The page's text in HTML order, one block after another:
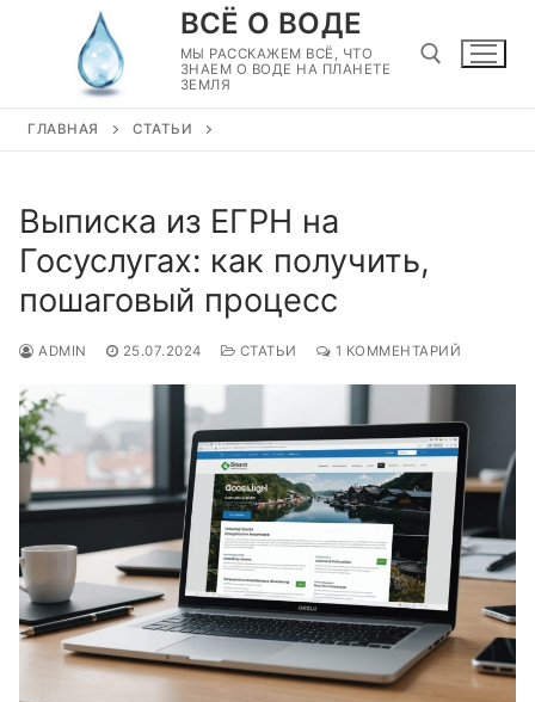
содержимому
ВСЁ О ВОДЕ
МЫ РАССКАЖЕМ ВСЁ, ЧТО
ЗНАЕМ О ВОДЕ НА ПЛАНЕТЕ
ЗЕМЛЯ
ГЛАВНАЯ СТАТЬИ
Выписка из ЕГРН на
Госуслугах: как получить,
пошаговый процесс
ADMIN 25.07.2024 СТАТЬИ 1 КОММЕНТАРИЙ